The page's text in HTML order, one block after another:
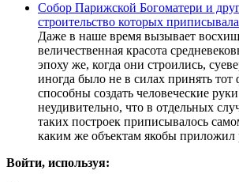
Собор Парижской Богоматери и
строительство которых
Даже в наше время вызывает
величественная красота
эпоху же, когда они строились,
иногда было не в силах принять тот
способны создать человеческие
неудивительно, что в отдельных
таких построек приписывалось
каким же объектам якобы приложил
Войти, используя: